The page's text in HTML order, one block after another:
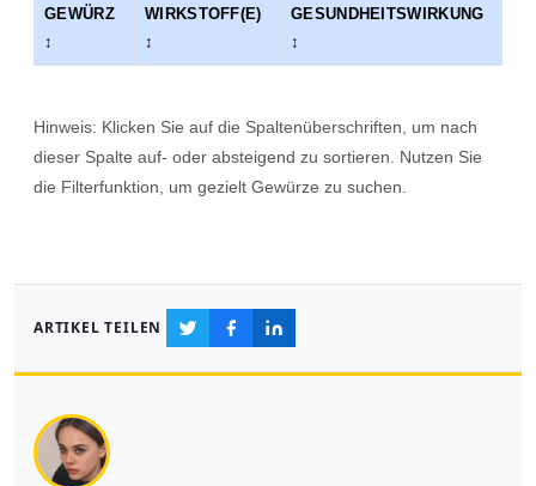
GEWÜRZ
↕
WIRKSTOFF(E)
↕
GESUNDHEITSWIRKUNG
↕
Hinweis: Klicken Sie auf die Spaltenüberschriften, um nach
dieser Spalte auf- oder absteigend zu sortieren. Nutzen Sie
die Filterfunktion, um gezielt Gewürze zu suchen.
ARTIKEL TEILEN